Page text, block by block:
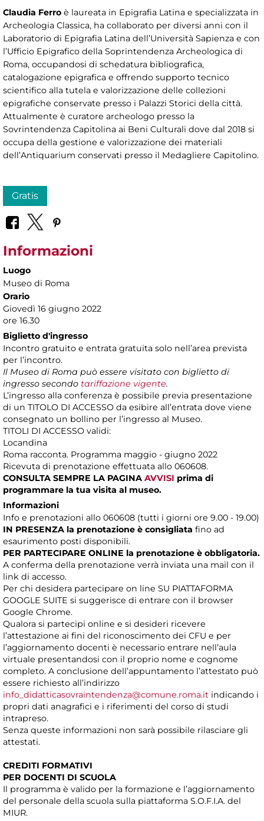
Claudia Ferro è laureata in Epigrafia Latina e specializzata in
Archeologia Classica, ha collaborato per diversi anni con il
Laboratorio di Epigrafia Latina dell’Università Sapienza e con
l’Ufficio Epigrafico della Soprintendenza Archeologica di
Roma, occupandosi di schedatura bibliografica,
catalogazione epigrafica e offrendo supporto tecnico
scientifico alla tutela e valorizzazione delle collezioni
epigrafiche conservate presso i Palazzi Storici della città.
Attualmente è curatore archeologo presso la
Sovrintendenza Capitolina ai Beni Culturali dove dal 2018 si
occupa della gestione e valorizzazione dei materiali
dell’Antiquarium conservati presso il Medagliere Capitolino.
Gratis
Informazioni
Luogo
Museo di Roma
Orario
Giovedì 16 giugno 2022
ore 16.30
Biglietto d'ingresso
Incontro gratuito e entrata gratuita solo nell’area prevista
per l’incontro.
Il Museo di Roma può essere visitato con biglietto di
ingresso secondo tariffazione vigente.
L’ingresso alla conferenza è possibile previa presentazione
di un TITOLO DI ACCESSO da esibire all’entrata dove viene
consegnato un bollino per l’ingresso al Museo.
TITOLI DI ACCESSO validi:
Locandina
Roma racconta. Programma maggio - giugno 2022
Ricevuta di prenotazione effettuata allo 060608.
CONSULTA SEMPRE LA PAGINA AVVISI prima di
programmare la tua visita al museo.
Informazioni
Info e prenotazioni allo 060608 (tutti i giorni ore 9.00 - 19.00)
IN PRESENZA la prenotazione è consigliata fino ad
esaurimento posti disponibili.
PER PARTECIPARE ONLINE la prenotazione è obbligatoria.
A conferma della prenotazione verrà inviata una mail con il
link di accesso.
Per chi desidera partecipare on line SU PIATTAFORMA
GOOGLE SUITE si suggerisce di entrare con il browser
Google Chrome.
Qualora si partecipi online e si desideri ricevere
l’attestazione ai fini del riconoscimento dei CFU e per
l’aggiornamento docenti è necessario entrare nell’aula
virtuale presentandosi con il proprio nome e cognome
completo. A conclusione dell’appuntamento l’attestato può
essere richiesto all’indirizzo
info_didatticasovraintendenza@comune.roma.it indicando i
propri dati anagrafici e i riferimenti del corso di studi
intrapreso.
Senza queste informazioni non sarà possibile rilasciare gli
attestati.
CREDITI FORMATIVI
PER DOCENTI DI SCUOLA
Il programma è valido per la formazione e l’aggiornamento
del personale della scuola sulla piattaforma S.O.F.I.A. del
MIUR.